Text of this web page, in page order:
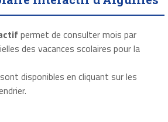
permet de consulter mois par
des vacances scolaires pour la
disponibles en cliquant sur les